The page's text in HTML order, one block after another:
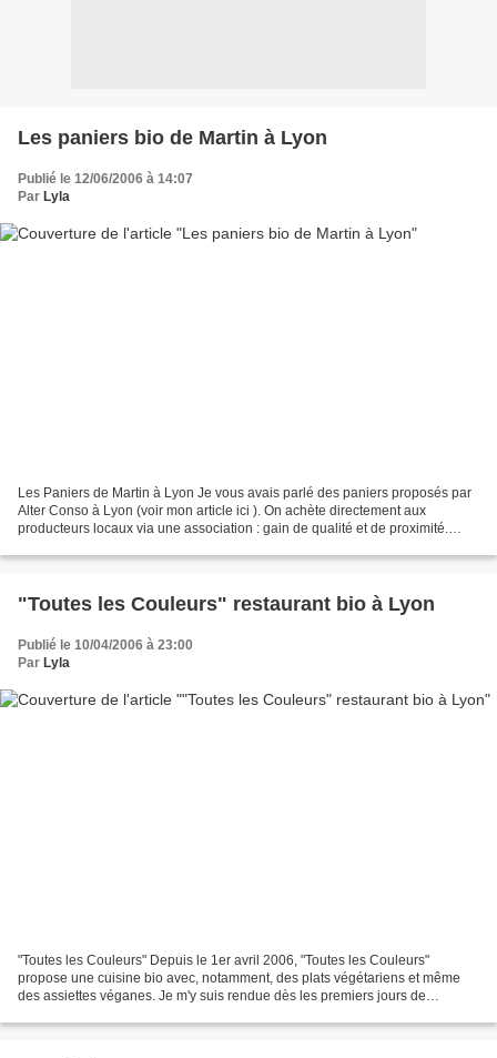
Les paniers bio de Martin à Lyon
Publié le 12/06/2006 à 14:07
Par Lyla
Les Paniers de Martin à Lyon Je vous avais parlé des paniers proposés par
Alter Conso à Lyon (voir mon article ici ). On achète directement aux
producteurs locaux via une association : gain de qualité et de proximité.
"Toutes les Couleurs" restaurant bio à Lyon
Publié le 10/04/2006 à 23:00
Par Lyla
"Toutes les Couleurs" Depuis le 1er avril 2006, "Toutes les Couleurs"
propose une cuisine bio avec, notamment, des plats végétariens et même
des assiettes véganes. Je m'y suis rendue dès les premiers jours de